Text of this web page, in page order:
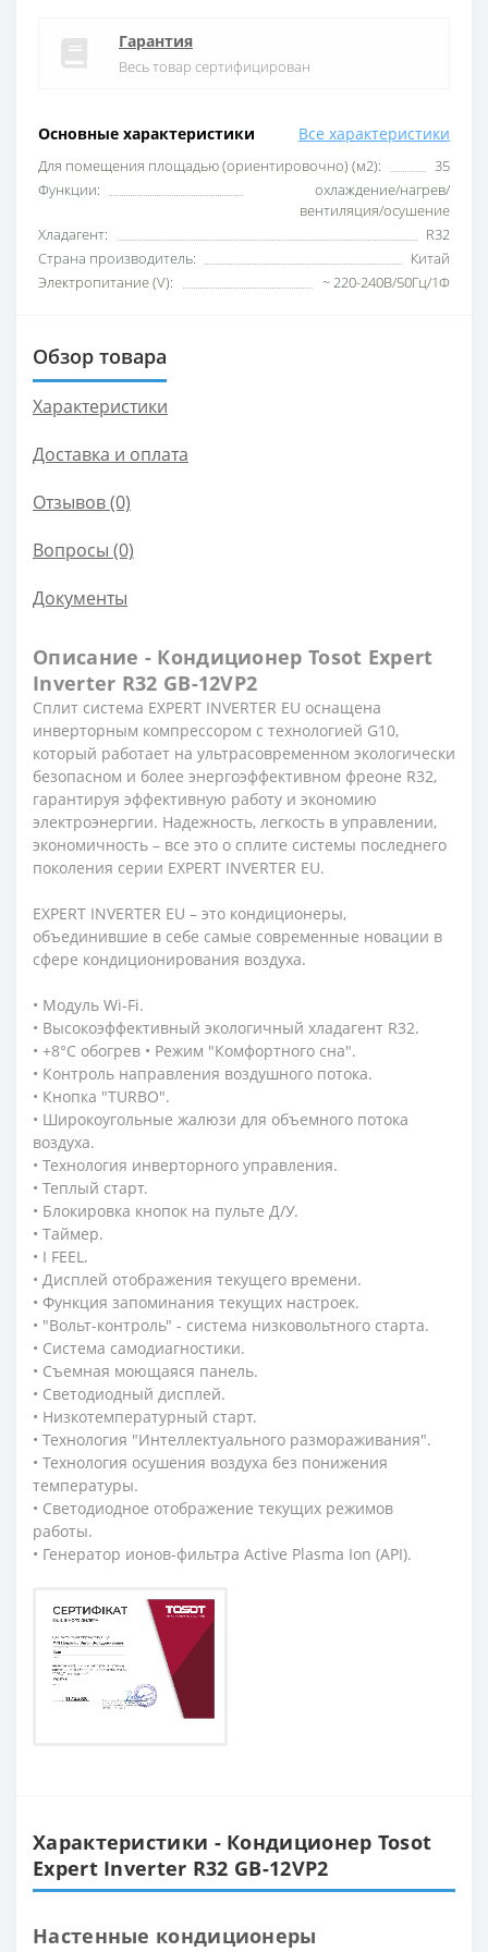
Основные характеристики Все характеристики
Для помещения площадью (ориентировочно) (м2):
35
Функции:
охлаждение/нагрев/
вентиляция/осушение
Хладагент:
R32
Страна производитель:
Китай
Электропитание (V):
~ 220-240В/50Гц/1Ф
Гарантия
Весь товар сертифицирован
Обзор товара
Характеристики
Доставка и оплата
Отзывов (0)
Вопросы (0)
Документы
Описание - Кондиционер Tosot Expert
Inverter R32 GB-12VP2
Сплит система EXPERT INVERTER EU оснащена
инверторным компрессором с технологией G10,
который работает на ультрасовременном экологически
безопасном и более энергоэффективном фреоне R32,
гарантируя эффективную работу и экономию
электроэнергии. Надежность, легкость в управлении,
экономичность – все это о сплите системы последнего
поколения серии EXPERT INVERTER EU.
EXPERT INVERTER EU – это кондиционеры,
объединившие в себе самые современные новации в
сфере кондиционирования воздуха.
• Модуль Wi-Fi.
• Высокоэффективный экологичный хладагент R32.
• +8°С обогрев • Режим "Комфортного сна".
• Контроль направления воздушного потока.
• Кнопка "TURBO".
• Широкоугольные жалюзи для объемного потока
воздуха.
• Технология инверторного управления.
• Теплый старт.
• Блокировка кнопок на пульте Д/У.
• Таймер.
• I FEEL.
• Дисплей отображения текущего времени.
• Функция запоминания текущих настроек.
• "Вольт-контроль" - система низковольтного старта.
• Система самодиагностики.
• Съемная моющаяся панель.
• Светодиодный дисплей.
• Низкотемпературный старт.
• Технология "Интеллектуального размораживания".
• Технология осушения воздуха без понижения
температуры.
• Светодиодное отображение текущих режимов
работы.
• Генератор ионов-фильтра Active Plasma Ion (API).
Характеристики - Кондиционер Tosot
Expert Inverter R32 GB-12VP2
Настенные кондиционеры